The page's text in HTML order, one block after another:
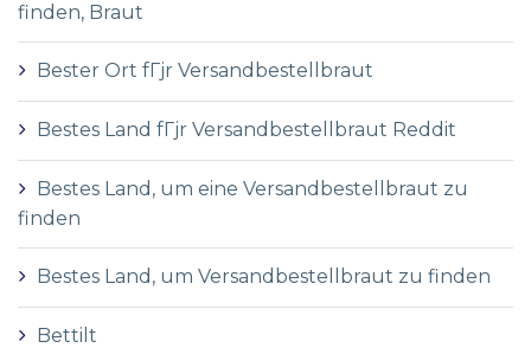
finden, Braut
Bester Ort fГјr Versandbestellbraut
Bestes Land fГјr Versandbestellbraut Reddit
Bestes Land, um eine Versandbestellbraut zu
finden
Bestes Land, um Versandbestellbraut zu finden
Bettilt